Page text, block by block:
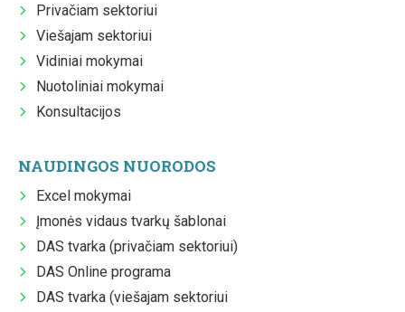
Privačiam sektoriui
Viešajam sektoriui
Vidiniai mokymai
Nuotoliniai mokymai
Konsultacijos
NAUDINGOS NUORODOS
Excel mokymai
Įmonės vidaus tvarkų šablonai
DAS tvarka (privačiam sektoriui)
DAS Online programa
DAS tvarka (viešajam sektoriui